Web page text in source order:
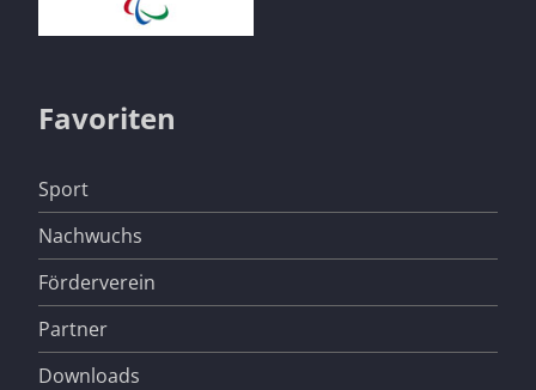
Favoriten
Navigation
überspringen
Sport
Nachwuchs
Förderverein
Partner
Downloads